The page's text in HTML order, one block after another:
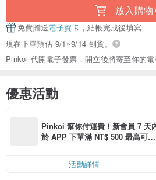
放入購物
免費贈送電子賀卡 ，結帳完成後填寫
現在下單預估 9/1~9/14 到貨。
Pinkoi 代開電子發票，開立後將寄至你的
優惠活動
Pinkoi 幫你付運費！新會員 7 天
於 APP 下單滿 NT$ 500 最高可折
活動詳情